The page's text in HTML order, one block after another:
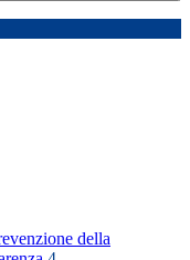
della